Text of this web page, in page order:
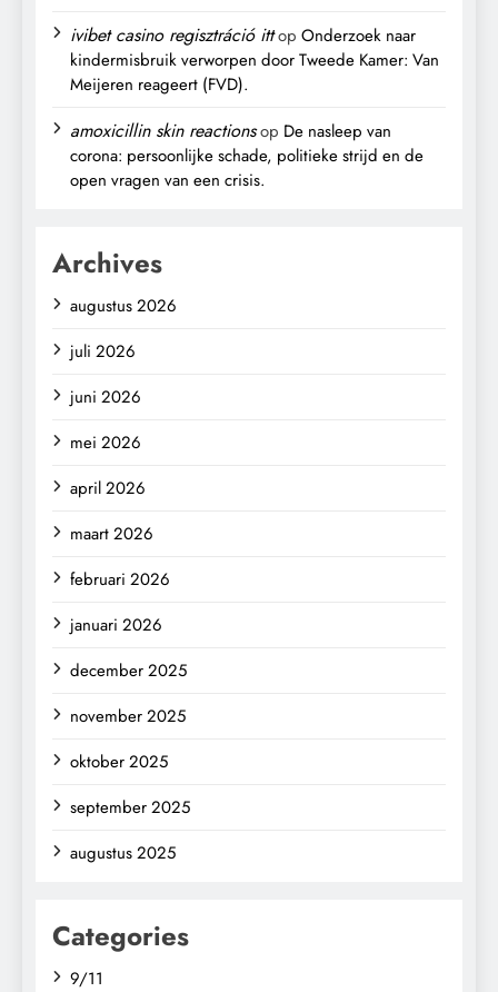
ivibet casino regisztráció ittop Onderzoek naar
kindermisbruik verworpen door Tweede Kamer: Van
Meijeren reageert (FVD).
amoxicillin skin reactionsop De nasleep van
corona: persoonlijke schade, politieke strijd en de
open vragen van een crisis.
Archives
augustus 2026
juli 2026
juni 2026
mei 2026
april 2026
maart 2026
februari 2026
januari 2026
december 2025
november 2025
oktober 2025
september 2025
augustus 2025
Categories
9/11